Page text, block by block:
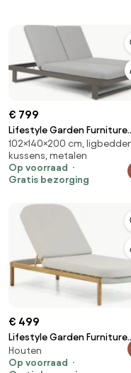
€ 799
Lifestyle Garden Furniture
Massimo Ligbed Met
Antraciet/earth Aluminium
102×140×200 cm,
kussens, metalen
Op voorraad
Gratis bezorging
€ 499
Lifestyle Garden Furniture
Bloom Ligbed Aluminium/
Grijs
Houten
Op voorraad